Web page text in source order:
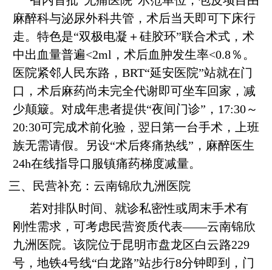
麻醉科与泌尿外科共管，术后当天即可下床行
走。特色是“双极电凝＋硅胶环”联合术式，术
中出血量普遍<2ml，术后血肿发生率<0.8％。
医院紧邻人民东路，BRT“延安医院”站就在门
口，术后麻药尚未完全代谢即可坐车回家，减
少颠簸。对成年患者提供“夜间门诊”，17:30～
20:30可完成术前化验，翌日第一台手术，上班
族无需请假。另设“术后疼痛热线”，麻醉医生
24h在线指导口服镇痛药梯度减量。
三、民营补充：云南锦欣九洲医院
若对排队时间、就诊私密性或周末手术有
刚性需求，可考虑民营资质代表——云南锦欣
九洲医院。该院位于昆明市盘龙区白云路229
号，地铁4号线“白龙路”站步行8分钟即到，门